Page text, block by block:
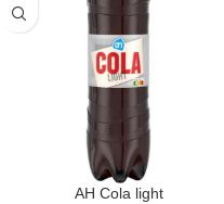
AH Cola light